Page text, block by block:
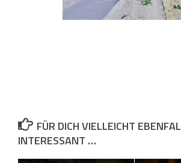
FÜR DICH VIELLEICHT
INTERESSANT …